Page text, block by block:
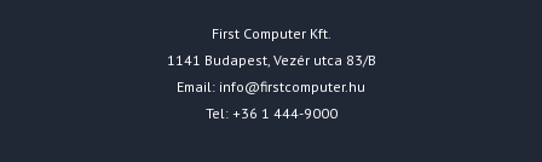
First Computer Kft.
1141 Budapest, Vezér utca 83/B
Email: info@firstcomputer.hu
Tel: +36 1 444-9000